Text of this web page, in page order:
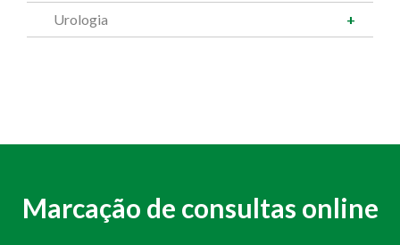
Urologia
Marcação de consultas online